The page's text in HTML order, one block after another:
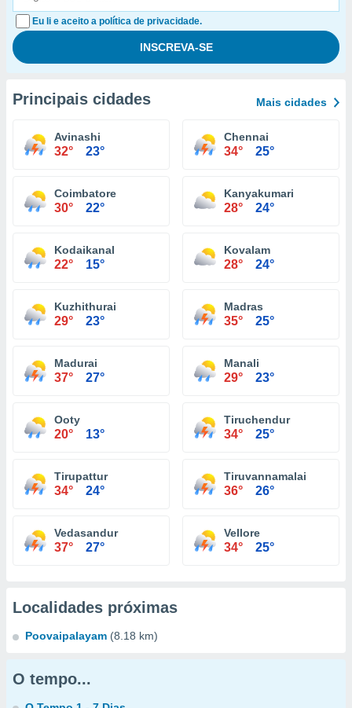
Eu li e aceito a política de privacidade.
Principais cidades Mais cidades
Avinashi
32° 23°
Chennai
34° 25°
Coimbatore
30° 22°
Kanyakumari
28° 24°
Kodaikanal
22° 15°
Kovalam
28° 24°
Kuzhithurai
29° 23°
Madras
35° 25°
Madurai
37° 27°
Manali
29° 23°
Ooty
20° 13°
Tiruchendur
34° 25°
Tirupattur
34° 24°
Tiruvannamalai
36° 26°
Vedasandur
37° 27°
Vellore
34° 25°
Localidades próximas
Poovaipalayam (8.18 km)
O tempo...